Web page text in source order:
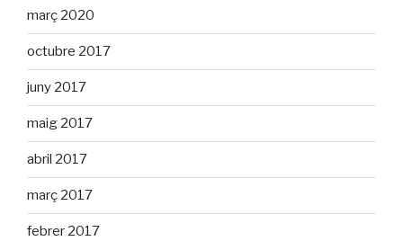
març 2020
octubre 2017
juny 2017
maig 2017
abril 2017
març 2017
febrer 2017